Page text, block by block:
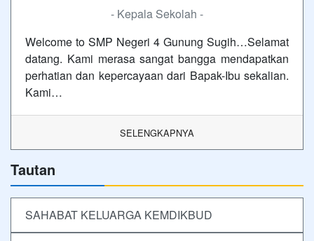
- Kepala Sekolah -
Welcome to SMP Negeri 4 Gunung Sugih…Selamat
datang. Kami merasa sangat bangga mendapatkan
perhatian dan kepercayaan dari Bapak-Ibu sekalian.
Kami…
SELENGKAPNYA
Tautan
SAHABAT KELUARGA KEMDIKBUD